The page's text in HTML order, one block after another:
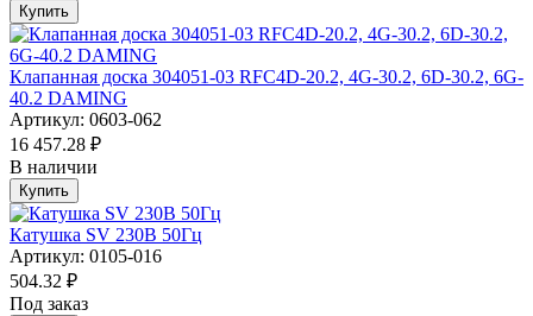
Купить
Клапанная доска 304051-03 RFC4D-20.2, 4G-30.2, 6D-30.2, 6G-
40.2 DAMING
Артикул: 0603-062
16 457.28 ₽
В наличии
Купить
Катушка SV 230В 50Гц
Артикул: 0105-016
504.32 ₽
Под заказ